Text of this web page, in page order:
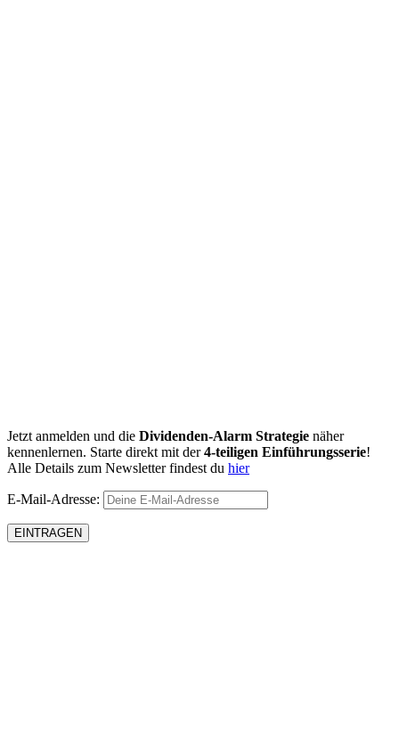
Jetzt anmelden und die Dividenden-Alarm Strategie näher
kennenlernen. Starte direkt mit der4-teiligen Einführungsserie!
Alle Details zum Newsletter findest du hier
E-Mail-Adresse: